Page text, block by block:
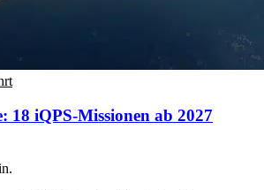
18 iQPS-Missionen ab 2027